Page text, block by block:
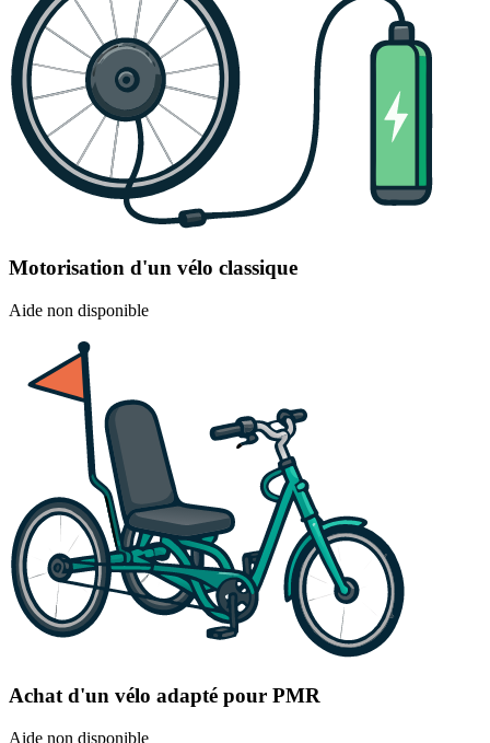
Motorisation d'un vélo classique
Aide non disponible
Achat d'un vélo adapté pour PMR
Aide non disponible